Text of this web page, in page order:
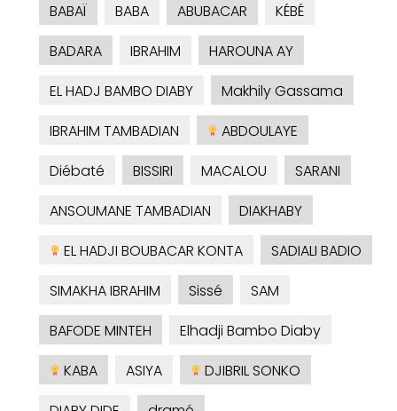
BABAÏ
BABA ABUBACAR
KÉBÉ
BADARA
IBRAHIM
HAROUNA AY
EL HADJ BAMBO DIABY
Makhily Gassama
IBRAHIM TAMBADIAN
ABDOULAYE
Diébaté
BISSIRI MACALOU
SARANI
ANSOUMANE TAMBADIAN
DIAKHABY
EL HADJI BOUBACAR KONTA
SADIALI BADIO
SIMAKHA IBRAHIM
Sissé
SAM
BAFODE MINTEH
Elhadji Bambo Diaby
KABA
ASIYA
DJIBRIL SONKO